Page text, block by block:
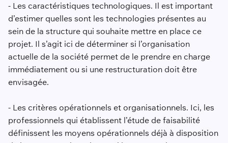
- Les caractéristiques technologiques. Il est important
d’estimer quelles sont les technologies présentes au
sein de la structure qui souhaite mettre en place ce
projet. Il s’agit ici de déterminer si l’organisation
actuelle de la société permet de le prendre en charge
immédiatement ou si une restructuration doit être
envisagée.
- Les critères opérationnels et organisationnels. Ici, les
professionnels qui établissent l’étude de faisabilité
définissent les moyens opérationnels déjà à disposition